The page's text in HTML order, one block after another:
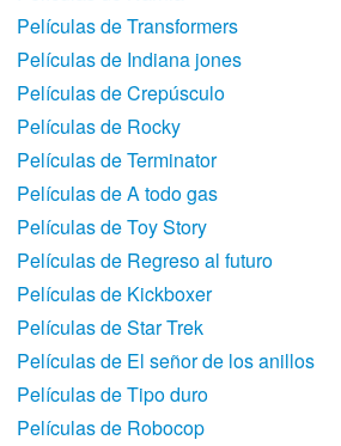
Películas de Transformers
Películas de Indiana jones
Películas de Crepúsculo
Películas de Rocky
Películas de Terminator
Películas de A todo gas
Películas de Toy Story
Películas de Regreso al futuro
Películas de Kickboxer
Películas de Star Trek
Películas de El señor de los anillos
Películas de Tipo duro
Películas de Robocop